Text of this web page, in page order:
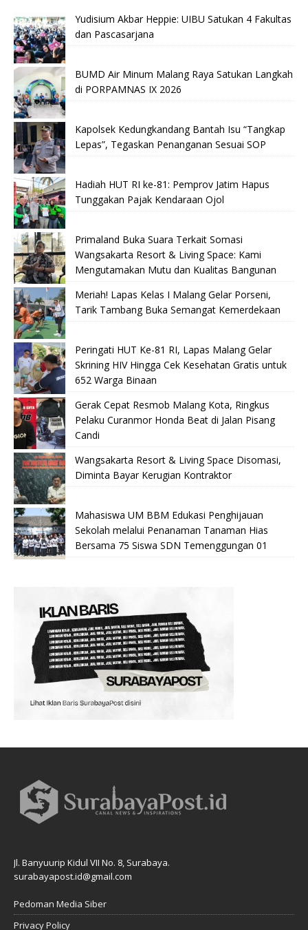
Yudisium Akbar Heppie: UIBU Satukan 4 Fakultas
dan Pascasarjana
BUMD Air Minum Malang Raya Satukan Langkah
di PORPAMNAS IX 2026
Kapolsek Kedungkandang Bantah Isu “Tangkap
Lepas”, Tegaskan Penanganan Sesuai SOP
Hadiah HUT RI ke-81: Pemprov Jatim Hapus
Tunggakan Pajak Kendaraan Ojol
Primaland Buka Suara Terkait Somasi
Wangsakarta Resort & Living Space: Kami
Mengutamakan Mutu dan Kualitas Bangunan
Meriah! Lapas Kelas I Malang Gelar Porseni,
Tarik Tambang Buka Semangat Kemerdekaan
Peringati HUT Ke-81 RI, Lapas Malang Gelar
Skrining HIV Hingga Cek Kesehatan Gratis untuk
652 Warga Binaan
Gerak Cepat Resmob Malang Kota, Ringkus
Pelaku Curanmor Honda Beat di Jalan Pisang
Candi
Wangsakarta Resort & Living Space Disomasi,
Diminta Bayar Kerugian Kontraktor
Mahasiswa UM BBM Edukasi Penghijauan
Sekolah melalui Penanaman Tanaman Hias
Bersama 75 Siswa SDN Temenggungan 01
Jl. Banyuurip Kidul VII No. 8, Surabaya.
surabayapost.id@gmail.com
Pedoman Media Siber
Privacy Policy